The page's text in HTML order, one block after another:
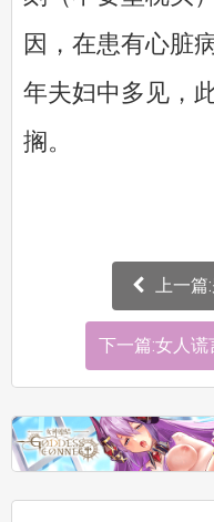
因，在患有心脏
年夫妇中多见，
搁。
上一
下一篇:女人